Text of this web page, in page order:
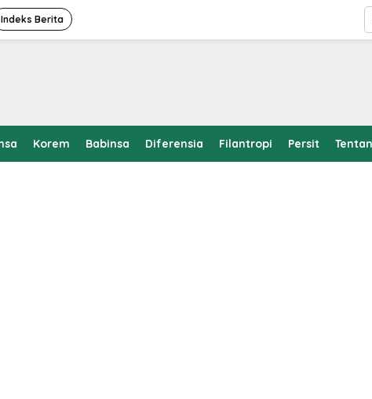
Indeks Berita
Korem Babinsa Diferensia Filantropi Persit